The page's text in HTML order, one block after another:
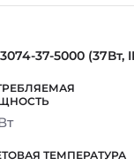
37-5000 (37Вт,